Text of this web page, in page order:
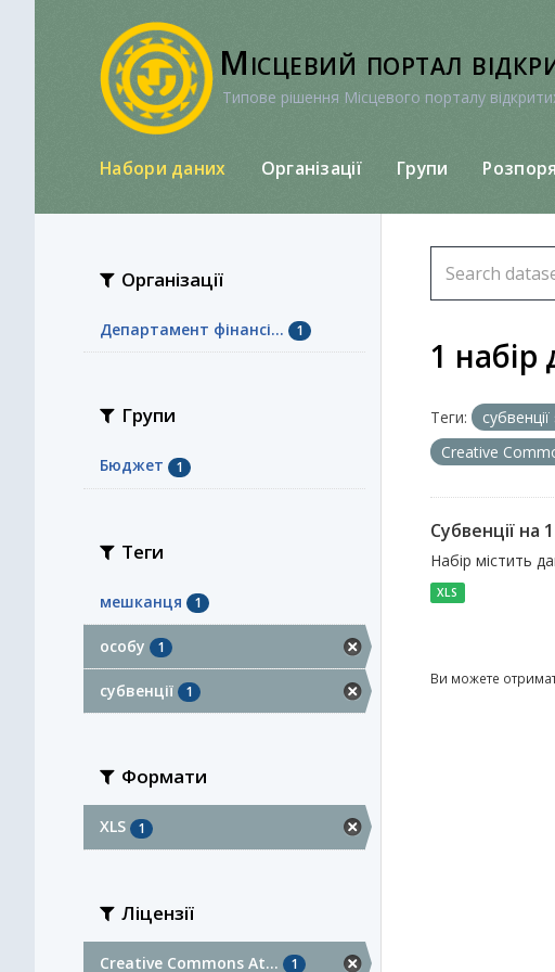
Місцевий портал
Типове рішення Місцевого порталу
Набори даних Організації Групи
Організації
Департамент фінансі... 1
Групи
Бюджет 1
Теги
мешканця 1
особу 1
субвенції 1
Формати
XLS 1
Ліцензії
Creative Commons At... 1
1
Теги: субвенції
Creative
Субвенції на
Набір містить
XLS
Ви можете